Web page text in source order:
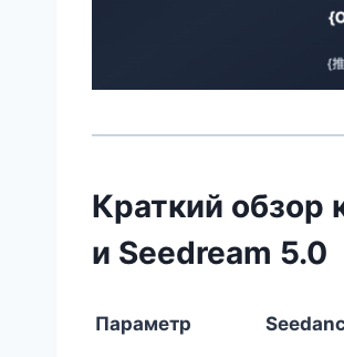
Краткий обзор
и Seedream 5.0
Параметр